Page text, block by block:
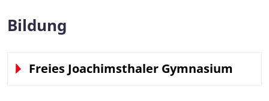
Bildung
Freies Joachimsthaler Gymnasium